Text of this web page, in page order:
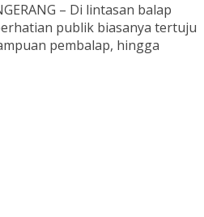
– Di lintasan balap
publik biasanya tertuju
pembalap, hingga